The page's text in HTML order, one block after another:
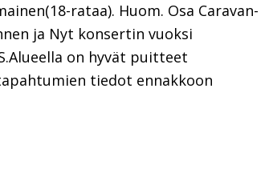
rataa). Huom. Osa Caravan-
ja Nyt konsertin vuoksi
on hyvät puitteet
tiedot ennakkoon